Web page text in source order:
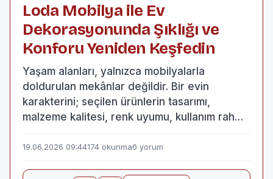
Loda Mobilya ile Ev
Dekorasyonunda Şıklığı ve
Konforu Yeniden Keşfedin
Yaşam alanları, yalnızca mobilyalarla
doldurulan mekânlar değildir. Bir evin
karakterini; seçilen ürünlerin tasarımı,
malzeme kalitesi, renk uyumu, kullanım rah…
19.06.2026 09:44174 okunma0 yorum